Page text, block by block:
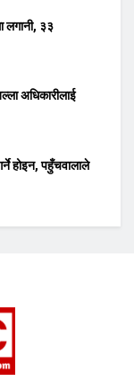
लगानी, ३३
अधिकारीलाई
होइन, पहुँचवालाले